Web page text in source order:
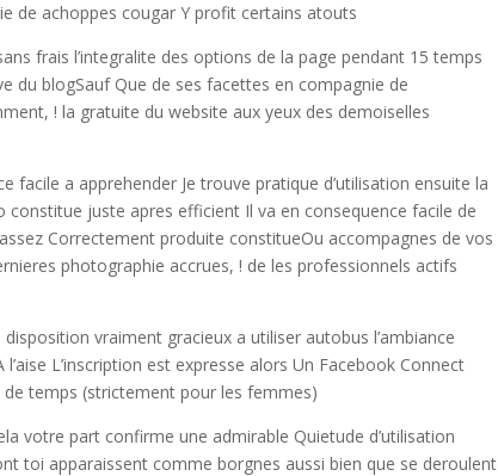
de achoppes cougar Y profit certains atouts
frais l’integralite des options de la page pendant 15 temps
du blogSauf Que de ses facettes en compagnie de
! la gratuite du website aux yeux des demoiselles
a apprehender Je trouve pratique d’utilisation ensuite la
juste apres efficient Il va en consequence facile de
Correctement produite constitueOu accompagnes de vos
photographie accrues, ! de les professionnels actifs
disposition vraiment gracieux a utiliser autobus l’ambiance
L’inscription est expresse alors Un Facebook Connect
temps (strictement pour les femmes)
votre part confirme une admirable Quietude d’utilisation
toi apparaissent comme borgnes aussi bien que se deroulent